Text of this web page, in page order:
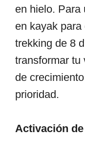
en hielo. Para
en kayak
trekking de 8
transformar tu
de
prioridad.
Activación